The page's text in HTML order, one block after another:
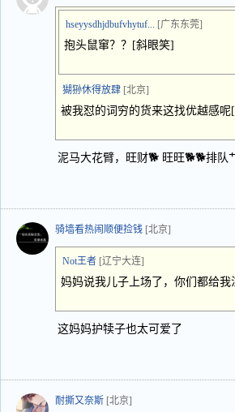
hseyysdhjdbufvhytuf... [广东东莞]
抱头鼠窜？？[斜眼笑]
猢狲休得放肆 [北京]
被我怼的词穷的货来这找优越感
泥马大花臂，旺财🐕 旺旺🐕🐕排队
骑墙看热闹顺便捡钱 [北京]
Not王者 [辽宁大连]
妈妈说我儿子上场了，你们都给我
这妈妈护犊子也太可爱了
耐撕又奈斯 [北京]